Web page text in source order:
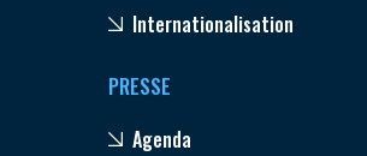
Internationalisation
PRESSE
Agenda